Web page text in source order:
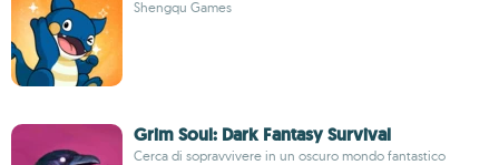
Shengqu Games
Grim Soul: Dark Fantasy Survival
Cerca di sopravvivere in un oscuro mondo fantastico